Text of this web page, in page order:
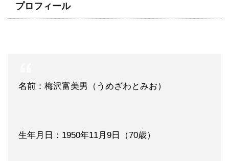
プロフィール
名前：梅沢富美男（うめざわとみお）
生年月日：1950年11月9日（70歳）